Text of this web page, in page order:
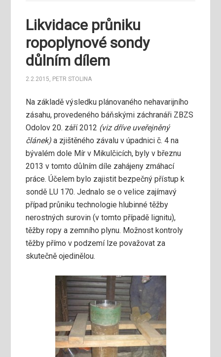
Likvidace průniku
ropoplynové sondy
důlním dílem
2.2.2015, PETR STOLINA
Na základě výsledku plánovaného nehavarijního
zásahu, provedeného báňskými záchranáři ZBZS
Odolov 20. září 2012 (viz dříve uveřejněný
článek) a zjištěného závalu v úpadnici č. 4 na
bývalém dole Mír v Mikulčicích, byly v březnu
2013 v tomto důlním díle zahájeny zmáhací
práce. Účelem bylo zajistit bezpečný přístup k
sondě LU 170. Jednalo se o velice zajímavý
případ průniku technologie hlubinné těžby
nerostných surovin (v tomto případě lignitu),
těžby ropy a zemního plynu. Možnost kontroly
těžby přímo v podzemí lze považovat za
skutečně ojedinělou.